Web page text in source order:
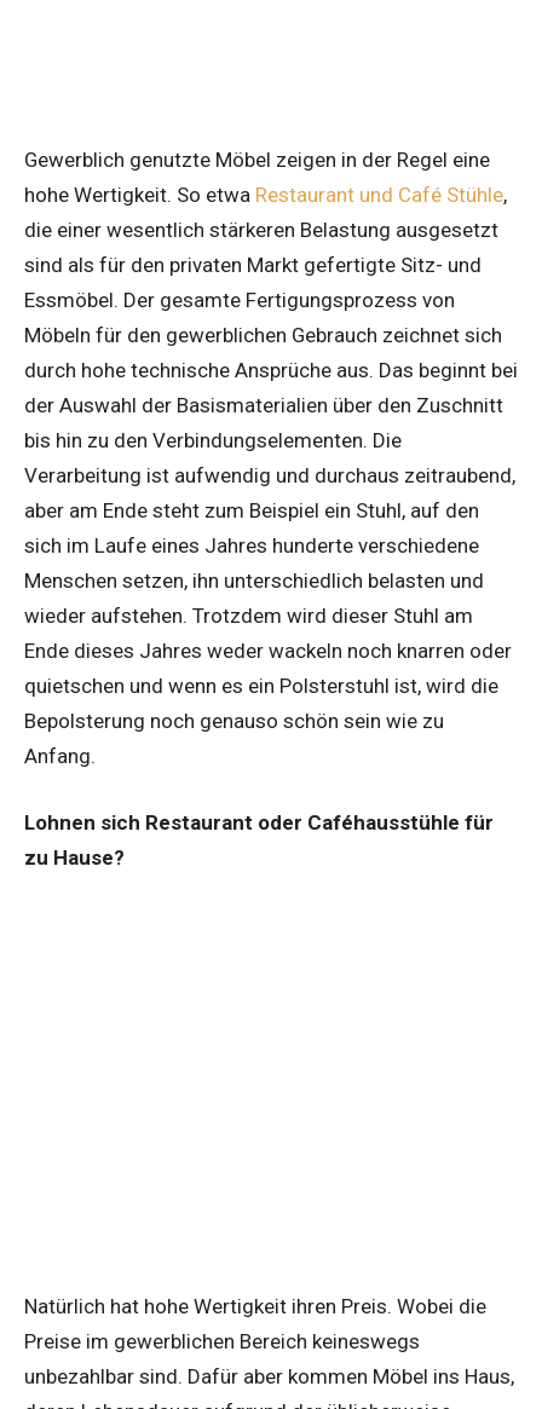
Gewerblich genutzte Möbel zeigen in der Regel eine
hohe Wertigkeit. So etwa Restaurant und Café Stühle,
die einer wesentlich stärkeren Belastung ausgesetzt
sind als für den privaten Markt gefertigte Sitz- und
Essmöbel. Der gesamte Fertigungsprozess von
Möbeln für den gewerblichen Gebrauch zeichnet sich
durch hohe technische Ansprüche aus. Das beginnt bei
der Auswahl der Basismaterialien über den Zuschnitt
bis hin zu den Verbindungselementen. Die
Verarbeitung ist aufwendig und durchaus zeitraubend,
aber am Ende steht zum Beispiel ein Stuhl, auf den
sich im Laufe eines Jahres hunderte verschiedene
Menschen setzen, ihn unterschiedlich belasten und
wieder aufstehen. Trotzdem wird dieser Stuhl am
Ende dieses Jahres weder wackeln noch knarren oder
quietschen und wenn es ein Polsterstuhl ist, wird die
Bepolsterung noch genauso schön sein wie zu
Anfang.
Lohnen sich Restaurant oder Caféhausstühle für
zu Hause?
Natürlich hat hohe Wertigkeit ihren Preis. Wobei die
Preise im gewerblichen Bereich keineswegs
unbezahlbar sind. Dafür aber kommen Möbel ins Haus,